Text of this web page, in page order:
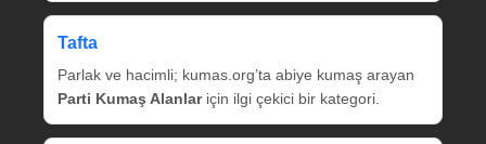
Tafta
Parlak ve hacimli; kumas.org’ta abiye kumaş arayan
Parti Kumaş Alanlariçin ilgi çekici bir kategori.